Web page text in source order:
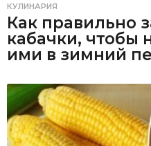
КУЛИНАРИЯ
Как правильно
кабачки, чтобы
ими в зимний